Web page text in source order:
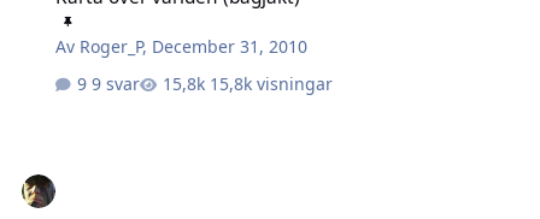
Av Roger_P, December 31, 2010
9 svar
15,8k visningar